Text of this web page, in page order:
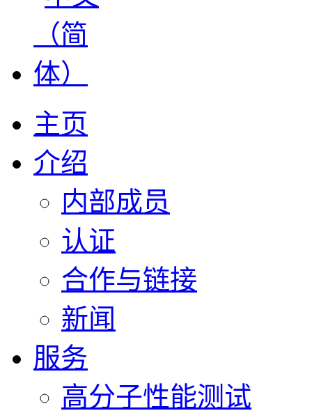
主页
介绍
内部成员
认证
合作与链接
新闻
服务
高分子性能测试